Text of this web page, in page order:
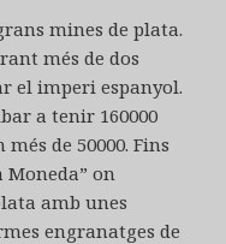
mines de plata.
més de dos
el imperi espanyol.
a tenir 160000
de 50000. Fins
on
amb unes
engranatges de